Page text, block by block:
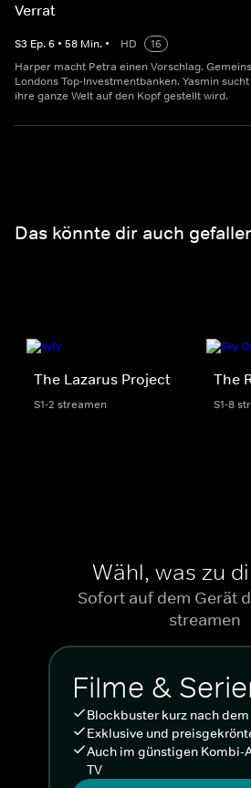
Verrat
S3 Ep.6 • 58 Min. • HD
16
Harper macht Petra einen Vorschlag.
Londons Top-Investmentbanken. Yasmin
ihre ganze Welt auf den Kopf gestellt wird.
Das könnte dir auch
The Lazarus Project
S1-2 streamen
The
S1-8
Wähl, was zu
Sofort auf dem Gerät
streamen
Filme &
Blockbuster kurz nach dem
Exklusive und
Auch im günstigen Kombi-
TV